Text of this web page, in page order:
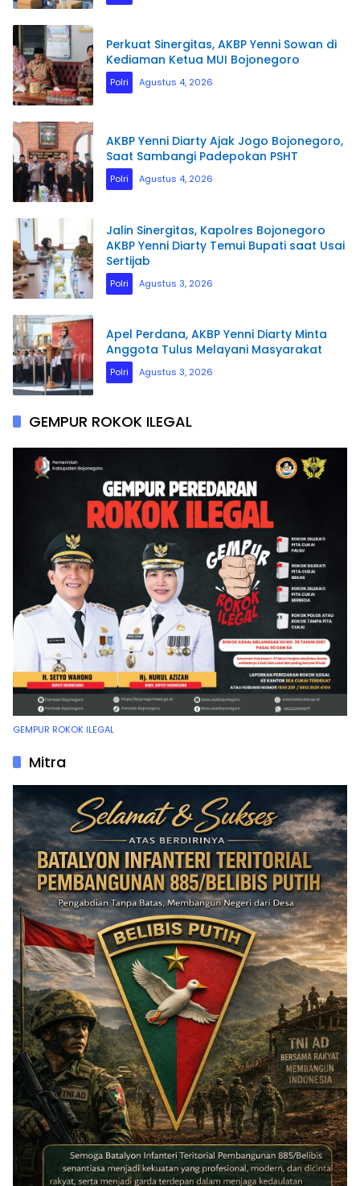
Perkuat Sinergitas, AKBP Yenni Sowan di
Kediaman Ketua MUI Bojonegoro
Polri Agustus 4, 2026
AKBP Yenni Diarty Ajak Jogo Bojonegoro,
Saat Sambangi Padepokan PSHT
Polri Agustus 4, 2026
Jalin Sinergitas, Kapolres Bojonegoro
AKBP Yenni Diarty Temui Bupati saat Usai
Sertijab
Polri Agustus 3, 2026
Apel Perdana, AKBP Yenni Diarty Minta
Anggota Tulus Melayani Masyarakat
Polri Agustus 3, 2026
GEMPUR ROKOK ILEGAL
GEMPUR ROKOK ILEGAL
Mitra